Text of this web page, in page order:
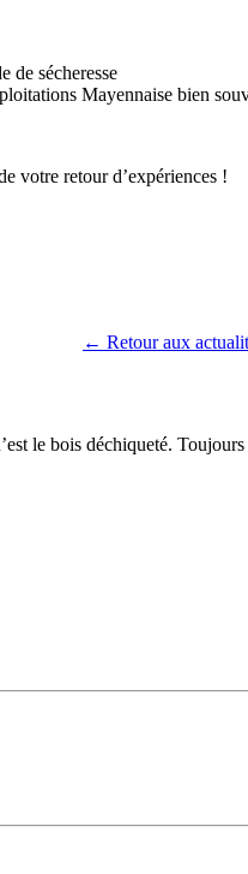
de sécheresse
Mayennaise bien
votre retour d’expériences !
← Retour aux
le bois déchiqueté.